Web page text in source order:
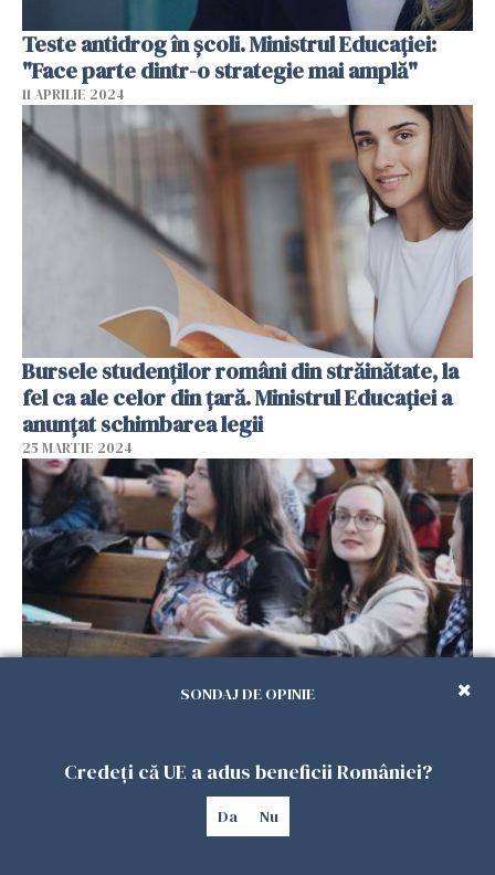
Teste antidrog în școli. Ministrul Educației:
"Face parte dintr-o strategie mai amplă"
11 APRILIE 2024
Bursele studenților români din străinătate, la
fel ca ale celor din țară. Ministrul Educației a
anunțat schimbarea legii
25 MARTIE 2024
19 MARTIE 2024
SONDAJ DE OPINIE
Credeți că UE a adus beneficii României?
Da Nu